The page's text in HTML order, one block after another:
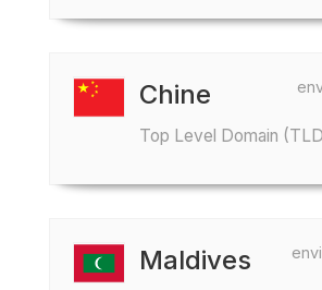
Chine
Top Level Domain
Maldives